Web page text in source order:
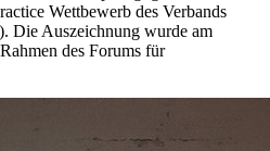
Wettbewerb des Verbands
Die Auszeichnung wurde am
des Forums für